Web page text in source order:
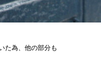
た為、他の部分も